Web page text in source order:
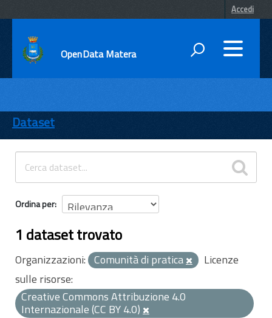
Accedi
OpenData Matera
ENTI
TEMI
INFORMAZIONI
Dataset
Ordina per
1 dataset trovato
Organizzazioni: Comunità di pratica
Licenze
sulle risorse:
Creative Commons Attribuzione 4.0
Internazionale (CC BY 4.0)